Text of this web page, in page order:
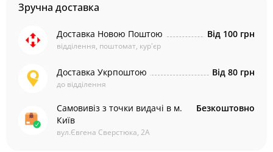
Зручна доставка
Доставка Новою Поштою
відділення, поштомат, кур'єр
Від 100 грн
Доставка Укрпоштою
до відділення
Від 80 грн
Самовивіз з точки видачі в м.
Київ
вул.Євгена Сверстюка, 2А
Безкоштовно